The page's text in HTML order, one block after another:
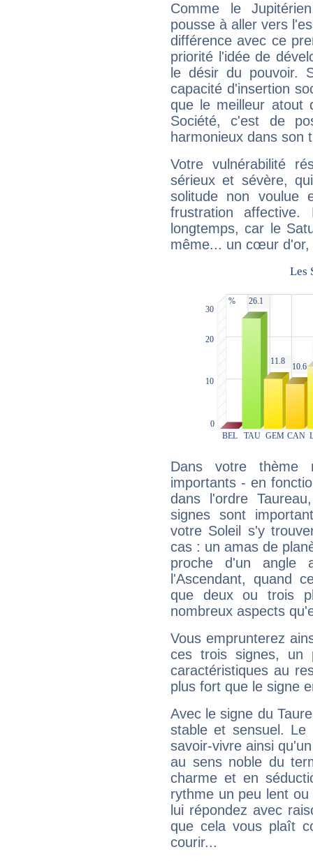
Comme le
pousse à aller vers
différence avec ce
priorité l'idée de
le désir du pouvoir.
capacité d'insertion
que le meilleur atout
Société, c'est de
harmonieux dans son
Votre vulnérabilité
sérieux et sévère,
solitude non voulue
frustration
longtemps, car le
même... un cœur d'or,
Dans votre thème
importants - en
dans l'ordre
signes sont
votre Soleil s'y
cas : un amas de
proche d'un
l'Ascendant, quand
que deux ou trois
nombreux aspects
Vous emprunterez
ces trois signes, un
caractéristiques au
plus fort que le signe
Avec le signe du
stable et sensuel.
savoir-vivre ainsi
au sens noble du
charme et en
rythme un peu lent
lui répondez avec
que cela vous plaît
courir...